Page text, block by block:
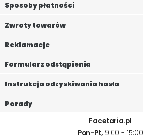
Sposoby płatności
Zwroty towarów
Reklamacje
Formularz odstąpienia
Instrukcja odzyskiwania hasła
Porady
Facetaria.pl
Pon-Pt,9:00 - 15:00